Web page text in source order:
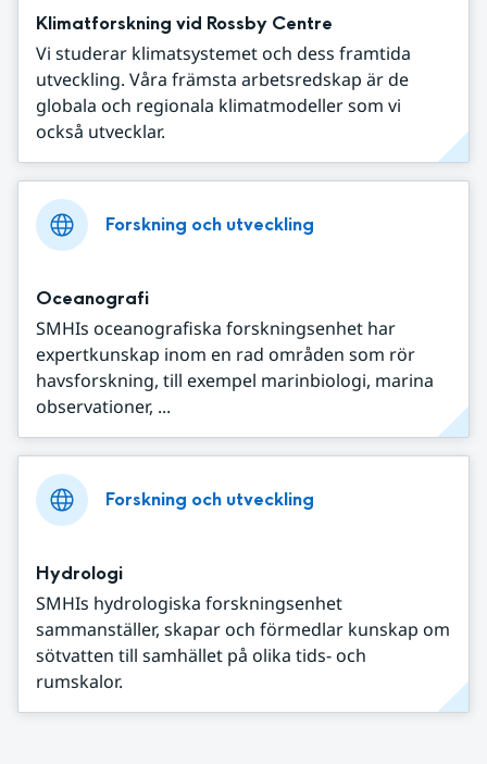
Klimatforskning vid Rossby Centre
Vi studerar klimatsystemet och dess framtida
utveckling. Våra främsta arbetsredskap är de
globala och regionala klimatmodeller som vi
också utvecklar.
Forskning och utveckling
Oceanografi
SMHIs oceanografiska forskningsenhet har
expertkunskap inom en rad områden som rör
havsforskning, till exempel marinbiologi, marina
observationer, ...
Forskning och utveckling
Hydrologi
SMHIs hydrologiska forskningsenhet
sammanställer, skapar och förmedlar kunskap om
sötvatten till samhället på olika tids- och
rumskalor.